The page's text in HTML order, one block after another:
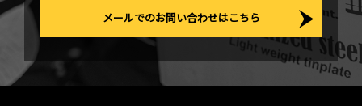
メールでのお問い合わせはこちら